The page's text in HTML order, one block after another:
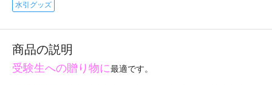
水引グッズ
商品の説明
受験生への贈り物に最適です。